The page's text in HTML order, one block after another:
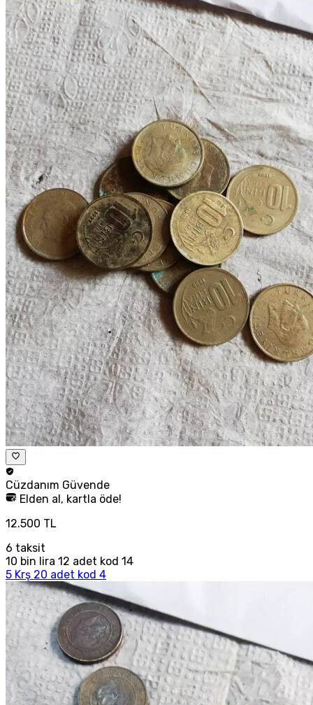
Cüzdanım Güvende
Elden al, kartla öde!
12.500 TL
6 taksit
10 bin lira 12 adet kod 14
5 Krş 20 adet kod 4